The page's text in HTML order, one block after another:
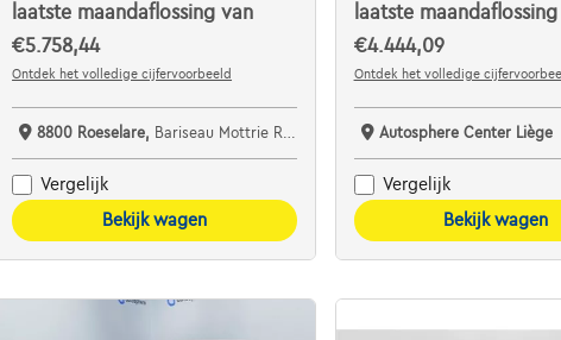
laatste maandaflossing van
€5.758,44
Ontdek het volledige cijfervoorbeeld
8800 Roeselare, Bariseau Mottrie Roeselare Noord
Vergelijk
Bekijk wagen
laatste
€4.444,09
Ontdek het volledige
Autosphere Center Liège
Vergelijk
Bekijk wagen